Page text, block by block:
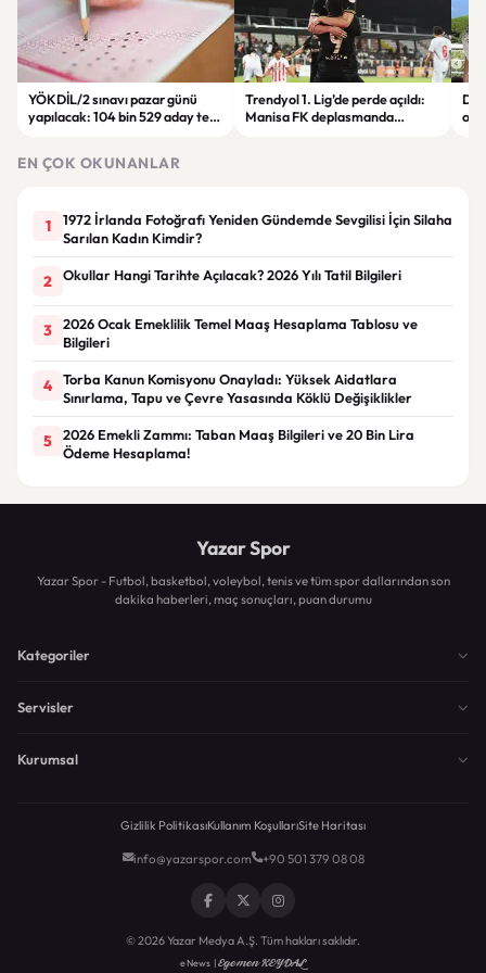
YÖKDİL/2 sınavı pazar günü
yapılacak: 104 bin 529 aday ter
Trendyol 1. Lig’de perde açıldı:
Manisa FK deplasmanda
EN ÇOK OKUNANLAR
1
1972 İrlanda Fotoğrafı Yeniden Gündemde Sevgilisi İçin Silaha
Sarılan Kadın Kimdir?
2 Okullar Hangi Tarihte Açılacak? 2026 Yılı Tatil Bilgileri
3
2026 Ocak Emeklilik Temel Maaş Hesaplama Tablosu ve
Bilgileri
4
Torba Kanun Komisyonu Onayladı: Yüksek Aidatlara
Sınırlama, Tapu ve Çevre Yasasında Köklü Değişiklikler
5
2026 Emekli Zammı: Taban Maaş Bilgileri ve 20 Bin Lira
Ödeme Hesaplama!
Yazar Spor
Yazar Spor - Futbol, basketbol, voleybol, tenis ve tüm spor dallarından son
dakika haberleri, maç sonuçları, puan durumu
Kategoriler
Servisler
Kurumsal
Gizlilik PolitikasıKullanım KoşullarıSite Haritası
info@yazarspor.com +90 501 379 08 08
© 2026 Yazar Medya A.Ş. Tüm hakları saklıdır.
eNews |Egemen KEYDAL